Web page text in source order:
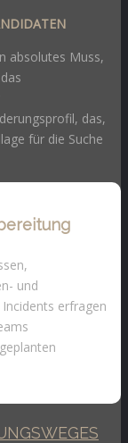
absolutes Muss,
das,
für die Suche
und
erfragen